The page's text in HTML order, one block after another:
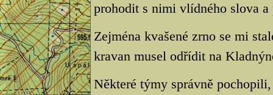
prohodit s nimi vlídného slova a
Zejména kvašené zrno se mi
kravan musel odřídit na
Některé týmy správně